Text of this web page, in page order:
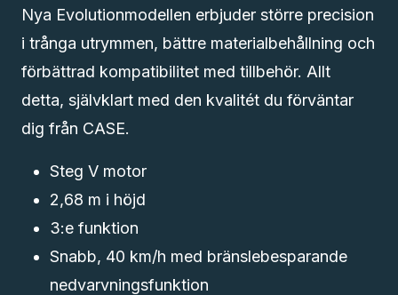
Nya Evolutionmodellen erbjuder större precision
i trånga utrymmen, bättre materialbehållning och
förbättrad kompatibilitet med tillbehör. Allt
detta, självklart med den kvalitét du förväntar
dig från CASE.
Steg V motor
2,68 m i höjd
3:e funktion
Snabb, 40 km/h med bränslebesparande
nedvarvningsfunktion